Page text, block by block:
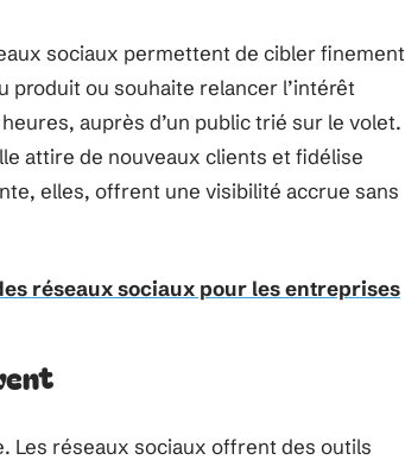
sociaux permettent de cibler finement
produit ou souhaite relancer l’intérêt
auprès d’un public trié sur le volet.
attire de nouveaux clients et fidélise
elles, offrent une visibilité accrue sans
réseaux sociaux pour les entreprises
Les réseaux sociaux offrent des outils